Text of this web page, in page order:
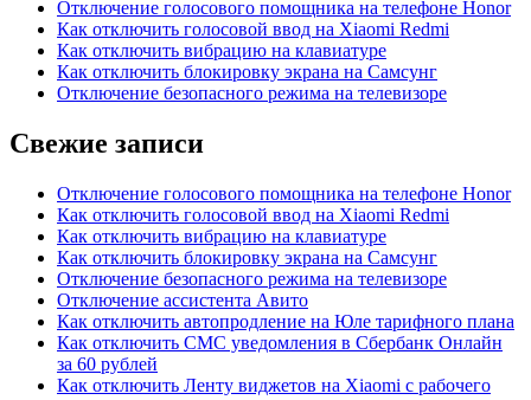
Отключение голосового помощника на телефоне Honor
Как отключить голосовой ввод на Xiaomi Redmi
Как отключить вибрацию на клавиатуре
Как отключить блокировку экрана на Самсунг
Отключение безопасного режима на телевизоре
Свежие записи
Отключение голосового помощника на телефоне Honor
Как отключить голосовой ввод на Xiaomi Redmi
Как отключить вибрацию на клавиатуре
Как отключить блокировку экрана на Самсунг
Отключение безопасного режима на телевизоре
Отключение ассистента Авито
Как отключить автопродление на Юле тарифного плана
Как отключить СМС уведомления в Сбербанк Онлайн
за 60 рублей
Как отключить Ленту виджетов на Xiaomi с рабочего